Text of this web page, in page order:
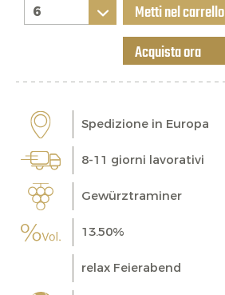
Metti nel carrello
Acquista ora
Spedizione in Europa
8-11 giorni lavorativi
Gewürztraminer
13.50%
relax Feierabend